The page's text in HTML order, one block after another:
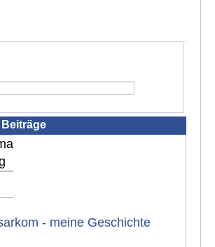
- meine Geschichte